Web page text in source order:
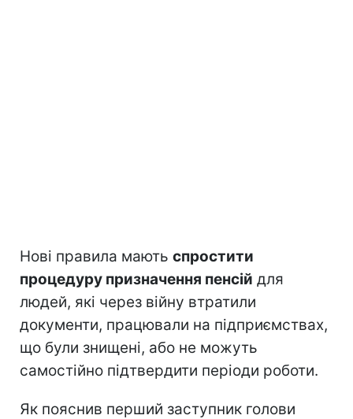
Нові правила мають спростити
процедуру призначення пенсій для
людей, які через війну втратили
документи, працювали на підприємствах,
що були знищені, або не можуть
самостійно підтвердити періоди роботи.
Як пояснив перший заступник голови